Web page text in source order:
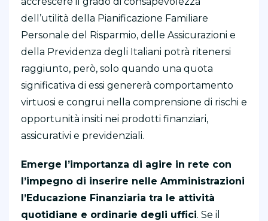
dell’utilità della Pianificazione Familiare
Personale del Risparmio, delle Assicurazioni e
della Previdenza degli Italiani potrà ritenersi
raggiunto, però, solo quando una quota
significativa di essi genererà comportamento
virtuosi e congrui nella comprensione di rischi e
opportunità insiti nei prodotti finanziari,
assicurativi e previdenziali.
Emerge l’importanza di agire in rete con
l’impegno di inserire nelle Amministrazioni
l’Educazione Finanziaria tra le attività
quotidiane e ordinarie degli uffici. Se il